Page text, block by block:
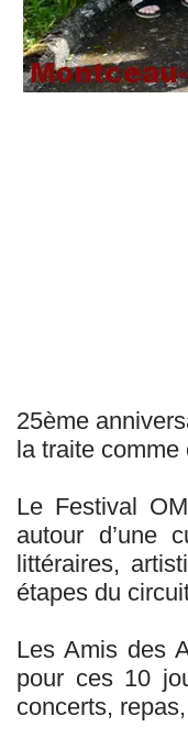
25ème
la traite comme
Le Festival
autour d’une
littéraires,
étapes du
Les Amis des
pour ces 10
concerts,